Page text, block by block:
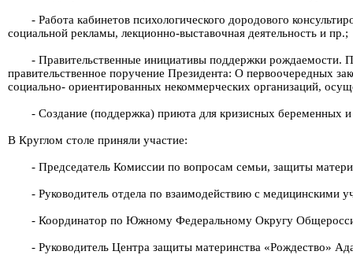
- Работа кабинетов психологического дородового
социальной рекламы, лекционно-выставочная деятельность и пр.;
- Правительственные инициативы поддержки рождаемости.
правительственное поручение Президента: О первоочередных
социально- ориентированных некоммерческих организаций,
- Создание (поддержка) приюта для кризисных беременных
В Круглом столе приняли участие:
- Председатель Комиссии по вопросам семьи, защиты
- Руководитель отдела по взаимодействию с
- Координатор по Южному Федеральному Округу
- Руководитель Центра защиты материнства «Рождество»